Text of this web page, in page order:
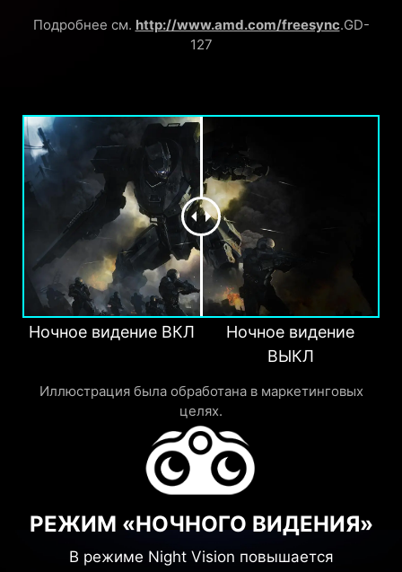
Подробнее см. http://www.amd.com/freesync.GD-
127
Ночное видение ВКЛ
Ночное видение
ВЫКЛ
Иллюстрация была обработана в маркетинговых
целях.
РЕЖИМ «НОЧНОГО ВИДЕНИЯ»
В режиме Night Vision повышается